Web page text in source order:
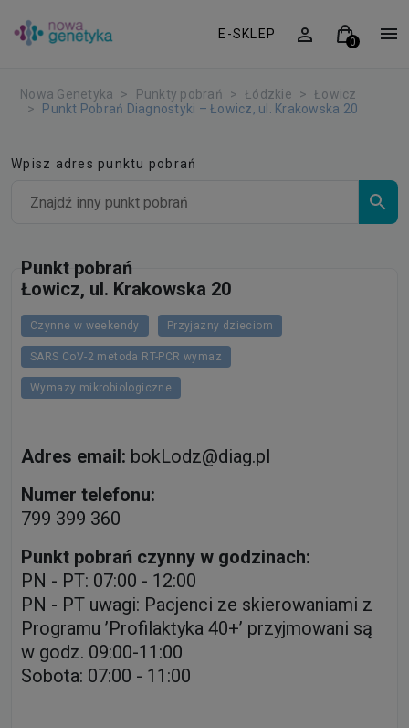
E-SKLEP
Nowa Genetyka Punkty pobrań Łódzkie
Łowicz
Punkt Pobrań Diagnostyki – Łowicz, ul. Krakowska 20
Wpisz adres punktu pobrań
Punkt pobrań
Łowicz, ul. Krakowska 20
Czynne w weekendy Przyjazny dzieciom
SARS CoV-2 metoda RT-PCR wymaz
Wymazy mikrobiologiczne
Adres email: bokLodz@diag.pl
Numer telefonu:
799 399 360
Punkt pobrań czynny w godzinach:
PN - PT: 07:00 - 12:00
PN - PT uwagi: Pacjenci ze skierowaniami z
Programu ’Profilaktyka 40+’ przyjmowani są
w godz. 09:00-11:00
Sobota: 07:00 - 11:00